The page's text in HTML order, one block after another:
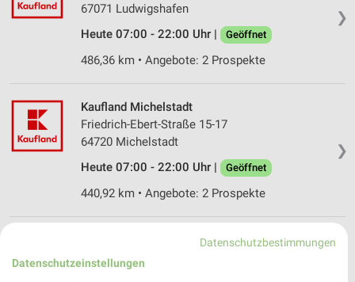
❯
67071 Ludwigshafen
Heute 07:00 - 22:00 Uhr |
Geöffnet
486,36 km • Angebote: 2 Prospekte
❯
Kaufland Michelstadt
Friedrich-Ebert-Straße 15-17
64720 Michelstadt
Heute 07:00 - 22:00 Uhr |
Geöffnet
440,92 km • Angebote: 2 Prospekte
Im Flürchen 3
Datenschutzbestimmungen
Datenschutzeinstellungen